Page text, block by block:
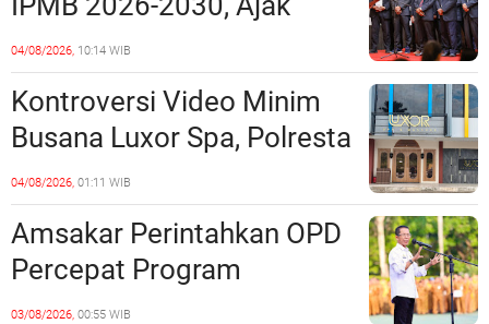
Tempat?
Perkuat Kerukunan dan
Sinergi dengan Pemko
Batam
04/08/2026, 10:14 WIB
Kontroversi Video Minim
Busana Luxor Spa, Polresta
Barelang Usut Tuntas
Unsur Pelanggaran Hukum
04/08/2026, 01:11 WIB
Amsakar Perintahkan OPD
Percepat Program
Prioritas, Targetkan
03/08/2026, 00:55 WIB